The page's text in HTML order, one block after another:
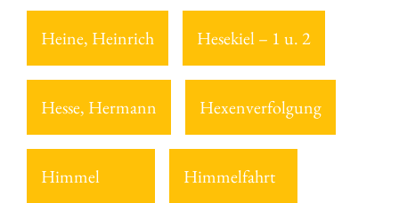
Heine, Heinrich Hesekiel – 1 u. 2
Hesse, Hermann Hexenverfolgung
Himmel Himmelfahrt